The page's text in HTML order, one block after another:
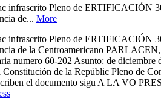
Pleno de ERTIFICACIÓN
de... More
Pleno de ERTIFICACIÓN
de la Centroamericano
numero 60-202 Asunto: de
de la Repúblic Pleno de
el documento sigu A LA VO